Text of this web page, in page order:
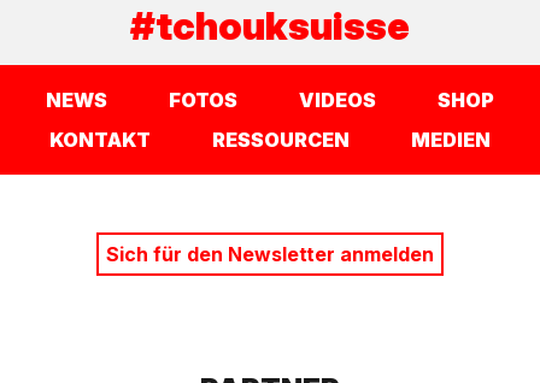
#tchouksuisse
NEWS FOTOS VIDEOS
SHOP
KONTAKT
RESSOURCEN MEDIEN
Sich für den Newsletter anmelden